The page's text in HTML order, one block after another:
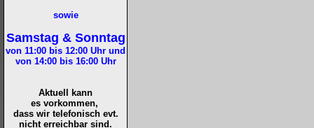
sowie
Samstag & Sonntag
von 11:00 bis 12:00 Uhr und
von 14:00 bis 16:00Uhr
Aktuell kann
es vorkommen,
dass wir telefonisch evt.
nicht erreichbar sind.